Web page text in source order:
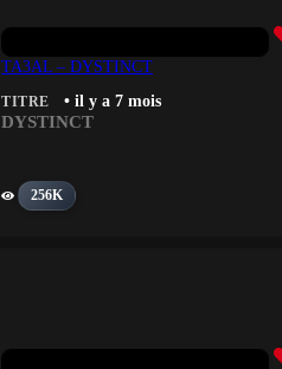
TA3AL – DYSTINCT
TITRE • il y a 7 mois
DYSTINCT
256K